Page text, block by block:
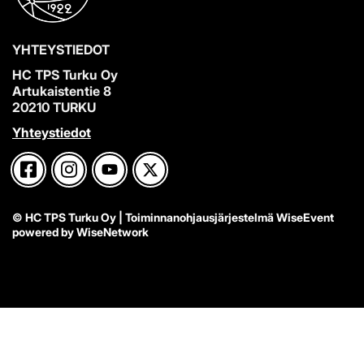
YHTEYSTIEDOT
HC TPS Turku Oy
Artukaistentie 8
20210 TURKU
Yhteystiedot
© HC TPS Turku Oy | Toiminnanohjausjärjestelmä WiseEvent
powered byWiseNetwork